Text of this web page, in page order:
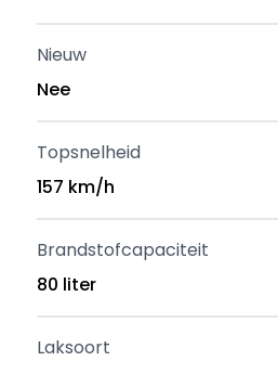
Nieuw
Nee
Topsnelheid
157 km/h
Brandstofcapaciteit
80 liter
Laksoort